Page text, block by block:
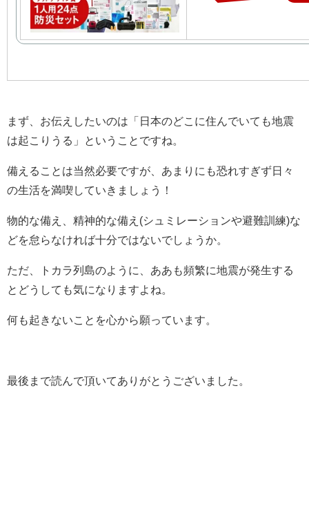
まず、お伝えしたいのは「日本のどこに住んでいても地震
は起こりうる」ということですね。
備えることは当然必要ですが、あまりにも恐れすぎず日々
の生活を満喫していきましょう！
物的な備え、精神的な備え(シュミレーションや避難訓練)な
どを怠らなければ十分ではないでしょうか。
ただ、トカラ列島のように、ああも頻繁に地震が発生する
とどうしても気になりますよね。
何も起きないことを心から願っています。
最後まで読んで頂いてありがとうございました。